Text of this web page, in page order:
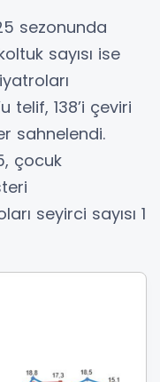
sezonunda
sayısı ise
telif, 138’i çeviri
sahnelendi.
çocuk
seyirci sayısı 1